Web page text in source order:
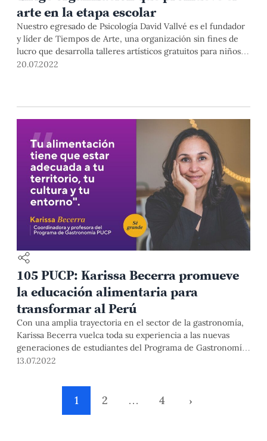
arte en la etapa escolar
Nuestro egresado de Psicología David Vallvé es el fundador
y líder de Tiempos de Arte, una organización sin fines de
lucro que desarrolla talleres artísticos gratuitos para niños y
adolescentes. En dos años de funcionamiento, la
20.07.2022
105 PUCP: Karissa Becerra promueve
la educación alimentaria para
transformar al Perú
Con una amplia trayectoria en el sector de la gastronomía,
Karissa Becerra vuelca toda su experiencia a las nuevas
generaciones de estudiantes del Programa de Gastronomía
PUCP. Además, es directora de La Revolución, una
alimentación y la sostenibilidad a través de programas
educativos en diversos sectores del Perú.
13.07.2022
1 2 … 4 ›